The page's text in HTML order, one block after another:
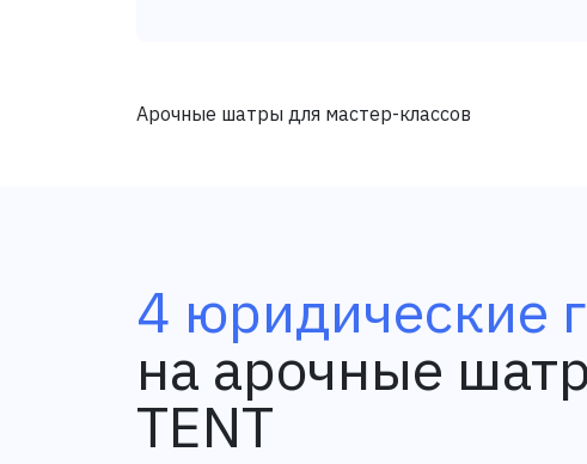
Арочные шатры для мастер-классов
4 юридические
на арочные
TENT